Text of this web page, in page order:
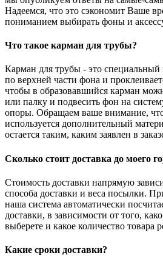
Надеемся, что это сэкономит Ваше
пониманием выбирать фоны и
Что такое карман для трубы?
Карман для трубы - это специальный
по верхней части фона и
чтобы в образовавшийся карман
или палку и подвесить фон на
опоры. Обращаем ваше внимание,
используется дополнительный
остается таким, каким заявлен в
Сколько стоит доставка до моего
Стоимость доставки напрямую
способа доставки и веса посылки.
наша система автоматически
доставки, в зависимости от того,
выберете и какое количество товара
Какие сроки доставки?